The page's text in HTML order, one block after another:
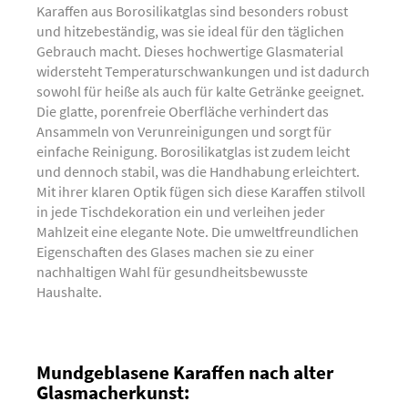
Karaffen aus Borosilikatglas sind besonders robust
und hitzebeständig, was sie ideal für den täglichen
Gebrauch macht. Dieses hochwertige Glasmaterial
widersteht Temperaturschwankungen und ist dadurch
sowohl für heiße als auch für kalte Getränke geeignet.
Die glatte, porenfreie Oberfläche verhindert das
Ansammeln von Verunreinigungen und sorgt für
einfache Reinigung. Borosilikatglas ist zudem leicht
und dennoch stabil, was die Handhabung erleichtert.
Mit ihrer klaren Optik fügen sich diese Karaffen stilvoll
in jede Tischdekoration ein und verleihen jeder
Mahlzeit eine elegante Note. Die umweltfreundlichen
Eigenschaften des Glases machen sie zu einer
nachhaltigen Wahl für gesundheitsbewusste
Haushalte.
Mundgeblasene Karaffen nach alter
Glasmacherkunst: